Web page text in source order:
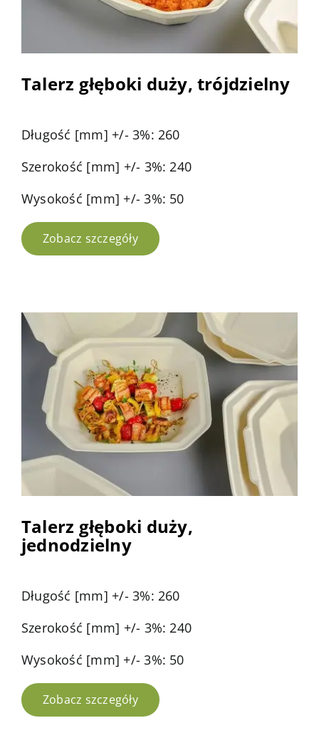
Talerz głęboki duży, trójdzielny
Długość [mm] +/- 3%: 260
Szerokość [mm] +/- 3%: 240
Wysokość [mm] +/- 3%: 50
Zobacz szczegóły
Talerz głęboki duży,
jednodzielny
Długość [mm] +/- 3%: 260
Szerokość [mm] +/- 3%: 240
Wysokość [mm] +/- 3%: 50
Zobacz szczegóły